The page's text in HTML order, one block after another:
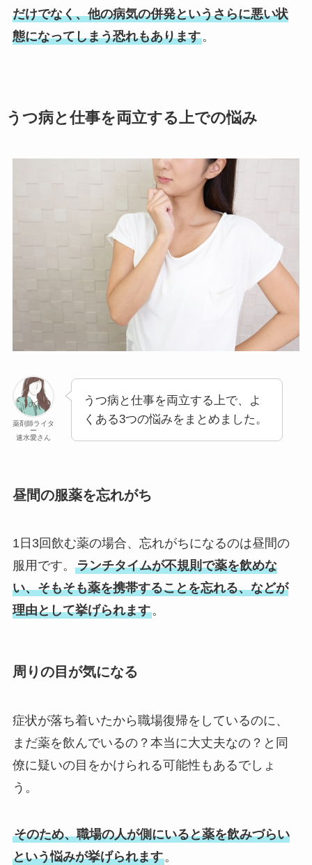
だけでなく、他の病気の併発というさらに悪い状
態になってしまう恐れもあります。
うつ病と仕事を両立する上での悩み
薬剤師ライタ
ー
速水愛さん
うつ病と仕事を両立する上で、よ
くある3つの悩みをまとめました。
昼間の服薬を忘れがち
1日3回飲む薬の場合、忘れがちになるのは昼間の
服用です。 ランチタイムが不規則で薬を飲めな
い、そもそも薬を携帯することを忘れる、などが
理由として挙げられます。
周りの目が気になる
症状が落ち着いたから職場復帰をしているのに、
まだ薬を飲んでいるの？本当に大丈夫なの？と同
僚に疑いの目をかけられる可能性もあるでしょ
う。
そのため、職場の人が側にいると薬を飲みづらい
という悩みが挙げられます。